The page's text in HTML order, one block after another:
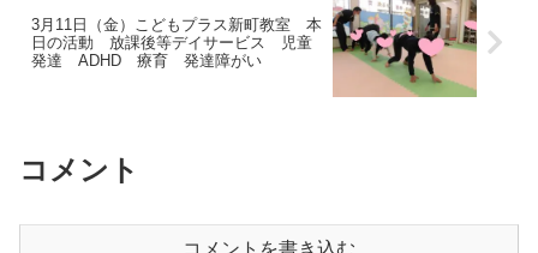
3月11日（金）こどもプラス新町教室 本
日の活動 放課後等デイサービス 児童
発達 ADHD 療育 発達障がい
コメント
コメントを書き込む